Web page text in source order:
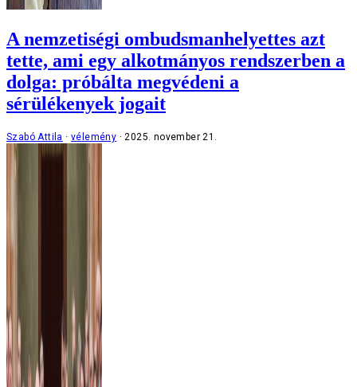
A nemzetiségi ombudsmanhelyettes azt
tette, ami egy alkotmányos rendszerben a
dolga: próbálta megvédeni a
sérülékenyek jogait
Szabó Attila vélemény 2025. november 21.